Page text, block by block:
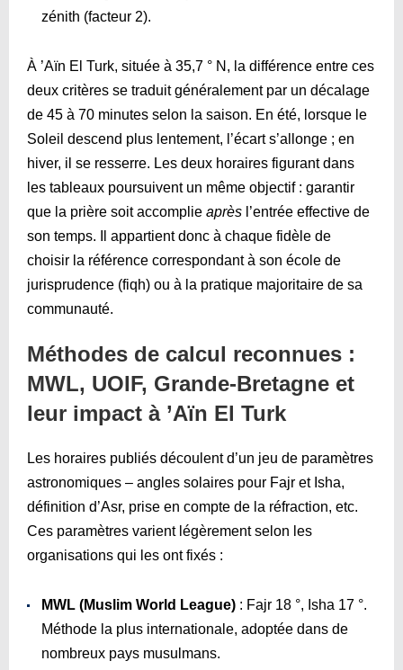
zénith (facteur 2).
À ’Aïn El Turk, située à 35,7 ° N, la différence entre ces
deux critères se traduit généralement par un décalage
de 45 à 70 minutes selon la saison. En été, lorsque le
Soleil descend plus lentement, l’écart s’allonge ; en
hiver, il se resserre. Les deux horaires figurant dans
les tableaux poursuivent un même objectif : garantir
que la prière soit accomplie après l’entrée effective de
son temps. Il appartient donc à chaque fidèle de
choisir la référence correspondant à son école de
jurisprudence (fiqh) ou à la pratique majoritaire de sa
communauté.
Méthodes de calcul reconnues :
MWL, UOIF, Grande-Bretagne et
leur impact à ’Aïn El Turk
Les horaires publiés découlent d’un jeu de paramètres
astronomiques – angles solaires pour Fajr et Isha,
définition d’Asr, prise en compte de la réfraction, etc.
Ces paramètres varient légèrement selon les
organisations qui les ont fixés :
MWL (Muslim World League) : Fajr 18 °, Isha 17 °.
Méthode la plus internationale, adoptée dans de
nombreux pays musulmans.